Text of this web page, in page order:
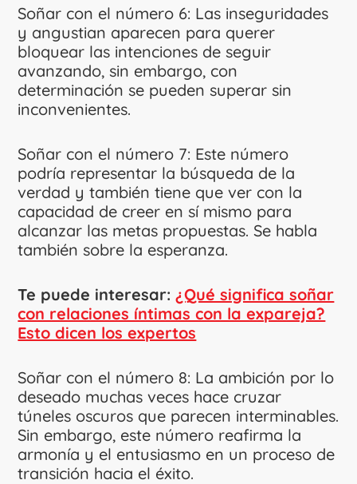
Soñar con el número 6: Las inseguridades
y angustian aparecen para querer
bloquear las intenciones de seguir
avanzando, sin embargo, con
determinación se pueden superar sin
inconvenientes.
Soñar con el número 7: Este número
podría representar la búsqueda de la
verdad y también tiene que ver con la
capacidad de creer en sí mismo para
alcanzar las metas propuestas. Se habla
también sobre la esperanza.
Te puede interesar:¿Qué significa soñar
con relaciones íntimas con la expareja?
Esto dicen los expertos
Soñar con el número 8: La ambición por lo
deseado muchas veces hace cruzar
túneles oscuros que parecen interminables.
Sin embargo, este número reafirma la
armonía y el entusiasmo en un proceso de
transición hacia el éxito.